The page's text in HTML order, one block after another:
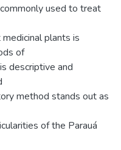
used to treat
plants is
of
descriptive and
method stands out as
of the Parauá